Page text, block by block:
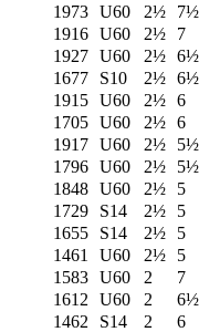
1973 U60 2½
7½
1916 U60 2½
7
1927 U60 2½ 6½
1677 S10 2½ 6½
1915 U60 2½ 6
1705 U60 2½ 6
1917 U60 2½
5½
1796 U60 2½
5½
1848 U60 2½
5
1729 S14 2½
5
1655 S14 2½
5
1461 U60 2½
5
1583 U60 2
7
1612 U60 2
6½
1462 S14 2
6